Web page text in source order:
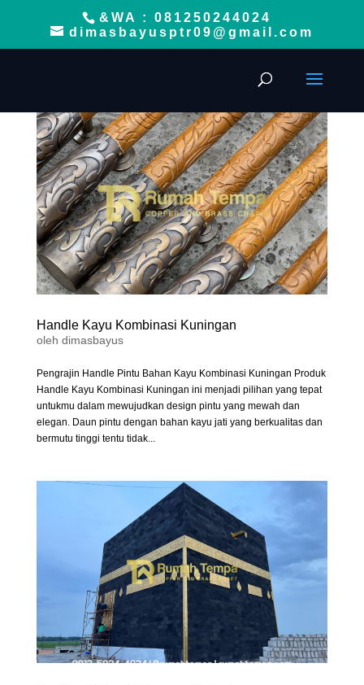
&WA : 081250244024
dimasbayusptr09@gmail.com
Handle Kayu Kombinasi Kuningan
oleh dimasbayus
Pengrajin Handle Pintu Bahan Kayu Kombinasi Kuningan Produk
Handle Kayu Kombinasi Kuningan ini menjadi pilihan yang tepat
untukmu dalam mewujudkan design pintu yang mewah dan
elegan. Daun pintu dengan bahan kayu jati yang berkualitas dan
bermutu tinggi tentu tidak...